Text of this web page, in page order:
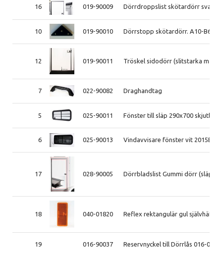
16 019-90009 Dörrdroppslist skötardörr svart
10 019-90010 Dörrstopp skötardörr. A10-B60
12 019-90011 Tröskel sidodörr (slitstarka
7 022-90082 Draghandtag
5 025-90011 Fönster till släp 290x700 skjutb.
6 025-90013 Vindavvisare fönster vit 2015B-
17 028-90005 Dörrbladslist Gummi dörr (släp) -
18 040-01820 Reflex rektangulär gul självhäft
19 016-90037 Reservnyckel till Dörrlås 016-